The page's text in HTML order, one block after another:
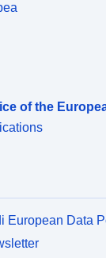
of the
European Data